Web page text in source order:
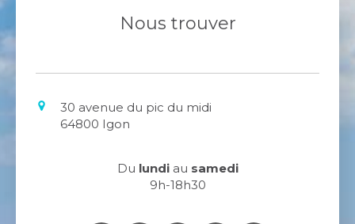
Nous trouver
30 avenue du pic du midi
64800 Igon
Du lundiau samedi
9h-18h30